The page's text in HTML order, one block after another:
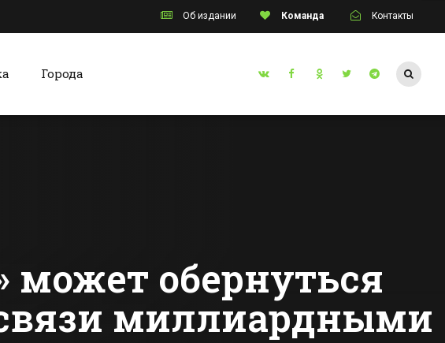
Об издании Команда Контакты
Города
может обернуться
миллиардными